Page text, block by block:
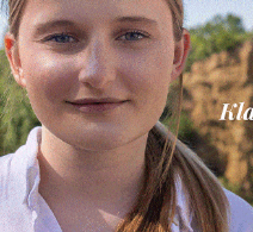
Gianni, Giulia e
processo, lo stop ai
Cronaca 3 Agosto 2026
Scomparso da una
Fiorentino l’uomo
Levane nel 2020
Cronaca 5 Agosto 2026